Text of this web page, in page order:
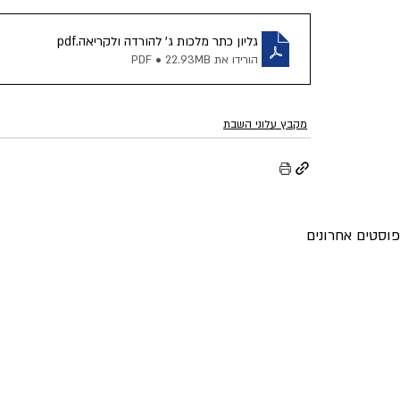
גליון כתר מלכות ג' להורדה ולקריאה.pdf
הורידו את PDF • 22.93MB
מקבץ עלוני השבת
פוסטים אחרונים